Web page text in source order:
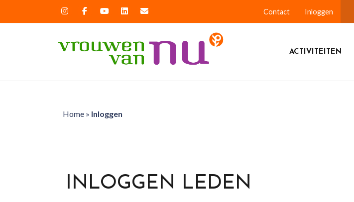
Contact Inloggen
ACTIVITEITEN
Home» Inloggen
INLOGGEN LEDEN